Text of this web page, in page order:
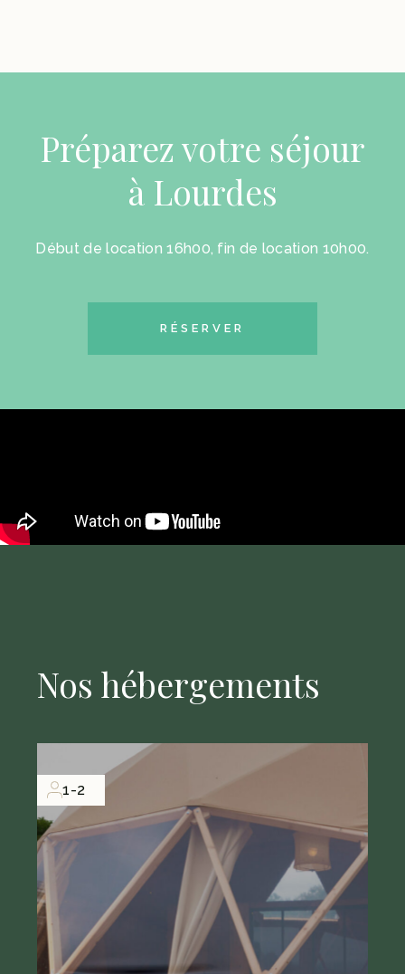
Préparez votre séjour
à Lourdes
Début de location 16h00, fin de location 10h00.
RÉSERVER
Nos hébergements
1-2